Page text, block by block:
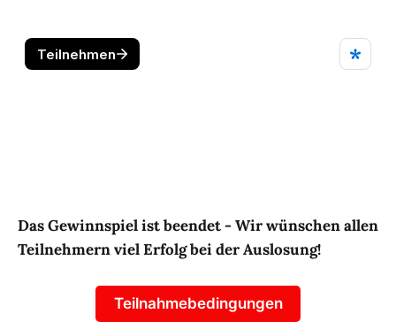
Das Gewinnspiel ist beendet - Wir wünschen allen
Teilnehmern viel Erfolg bei der Auslosung!
Teilnahmebedingungen